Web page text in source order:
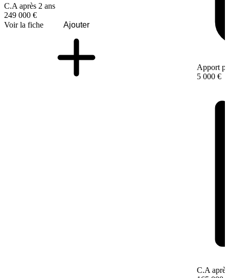
C.A après 2 ans
249 000 €
Voir la fiche
Ajouter
Apport
5 000 €
C.A